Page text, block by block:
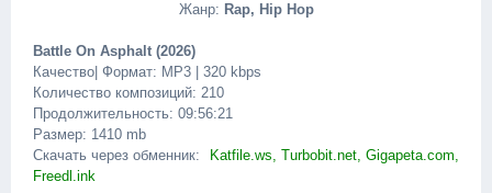
Жанр: Rap, Hip Hop
Battle On Asphalt (2026)
Качество| Формат: MP3 | 320 kbps
Количество композиций: 210
Продолжительность: 09:56:21
Размер: 1410 mb
Скачать через обменник:
Katfile.ws, Turbobit.net, Gigapeta.com,
Freedl.ink